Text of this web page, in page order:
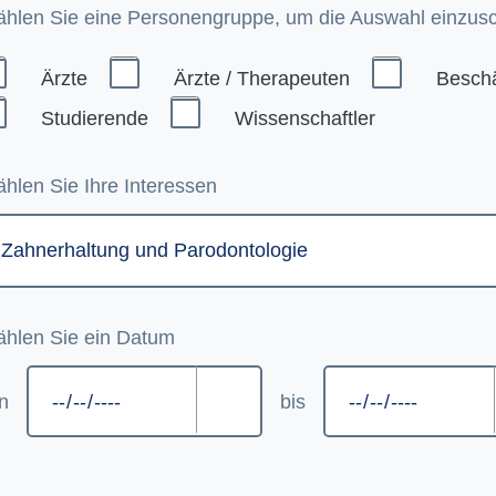
Sie eine Personengruppe, um die Auswahl
Ärzte Ärzte / Therapeuten
Studierende
Wissenschaftler
Sie Ihre Interessen
Sie ein Datum
bis